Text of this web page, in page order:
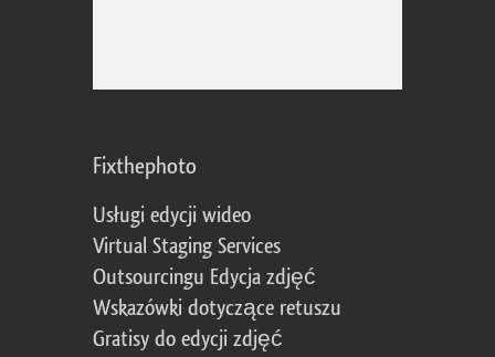
Fixthephoto
Usługi edycji wideo
Virtual Staging Services
Outsourcingu Edycja zdjęć
Wskazówki dotyczące retuszu
Gratisy do edycji zdjęć